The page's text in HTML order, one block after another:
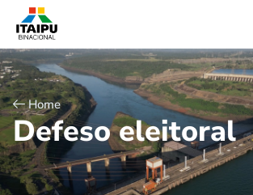
Home
Defeso eleitoral